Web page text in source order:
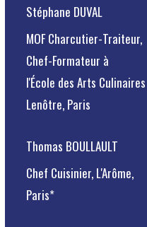
Stéphane DUVAL
MOF Charcutier-Traiteur,
Chef-Formateur à
l'École des Arts Culinaires
Lenôtre, Paris
Thomas BOULLAULT
Chef Cuisinier, L'Arôme,
Paris*